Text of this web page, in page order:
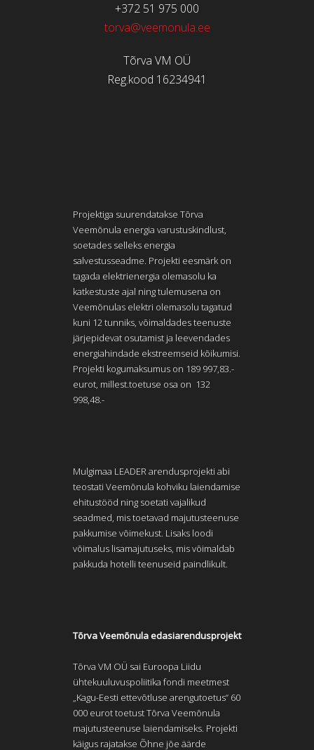
+372 51 975 000
torva@veemonula.ee
Tõrva VM OÜ
Reg.kood 16234941
Projektiga suurendatakse Tõrva
Veemõnula energia varustuskindlust,
soetades selleks energia
salvestusseadme. Projekti eesmärk on
tagada elektrienergia olemasolu ka
katkestuste ajal ning tulemusena on
Veemõnulas elektri olemasolu tagatud
kuni 12 tunniks, võimaldades teenuste
järjepidevat osutamist ja leevendades
energiahindade ekstreemseid kõikumisi.
Projekti kogumaksumus on 189 997,83.-
eurot, millest.toetuse osa on 132
998,48.-
Mulgimaa LEADER arendusprojekti abi
teostati Veemõnula kohviku laiendamise
ehitustööd ning soetati vajalikud
seadmed, mis toetavad majutusteenuse
pakkumise võimekust. Lisaks loodi
võimalus lisamajutuseks, mis võimaldab
pakkuda hotelli teenuseid paindlikult.
Tõrva Veemõnula edasiarendusprojekt
Tõrva VM OÜ sai Euroopa Liidu
ühtekuuluvuspoliitika fondi meetmest
„Kagu-Eesti ettevõtluse arengutoetus“ 60
000 eurot toetust Tõrva Veemõnula
majutusteenuse laiendamiseks. Projekti
käigus rajatakse Õhne jõe äärde